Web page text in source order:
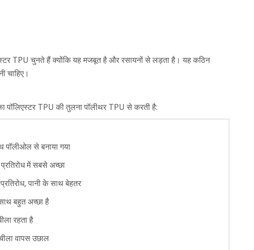
TPU चुनते हैं क्योंकि यह मजबूत है और रसायनों से लड़ता है। यह कठिन
चाहिए।
पॉलिएस्टर TPU की तुलना पॉलीथर TPU से करती है:
पॉलीओल से बनाया गया
में सबसे अच्छा
पानी के साथ बेहतर
बहुत अच्छा है
रहता है
वापस उछाल